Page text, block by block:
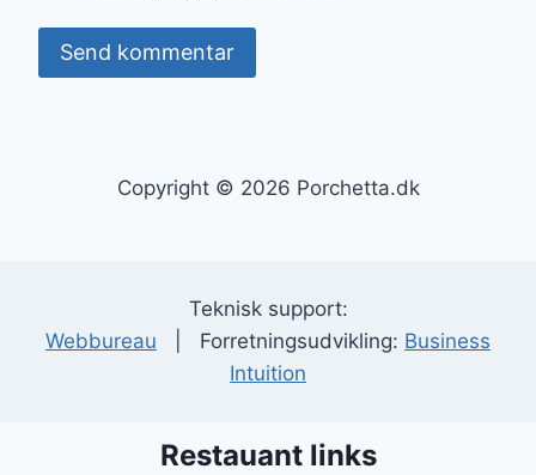
Copyright © 2026 Porchetta.dk
Teknisk support:
Webbureau | Forretningsudvikling: Business
Intuition
Restauant links